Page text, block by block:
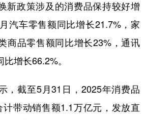
政策涉及的消费品保持较好增
汽车零售额同比增长21.7%，家
商品零售额同比增长23%，通讯
增长66.2%。
截至5月31日，2025年消费品
计带动销售额1.1万亿元，发放直